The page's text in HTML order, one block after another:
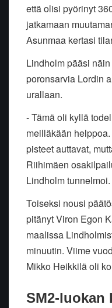
että olisi pyörinyt
jatkamaan
Asunmaa kertasi
Lindholm pääsi
poronsarvia Lordin
urallaan.
- Tämä oli kyllä
meilläkään
pisteet auttavat,
Riihimäen
Lindholm tunnelmoi.
Toiseksi nousi
pitänyt Viron Egon
maalissa
minuutin. Viime
Mikko Heikkilä oli
SM2-luokan